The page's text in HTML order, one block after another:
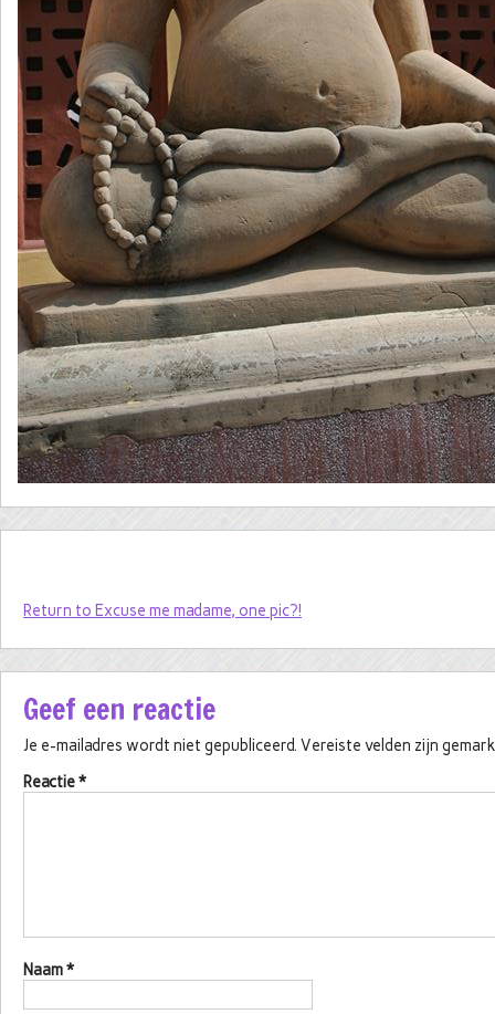
Return to Excuse me madame, one pic?!
Geef een reactie
Je e-mailadres wordt niet gepubliceerd. Vereiste velden zijn
Reactie*
Naam*